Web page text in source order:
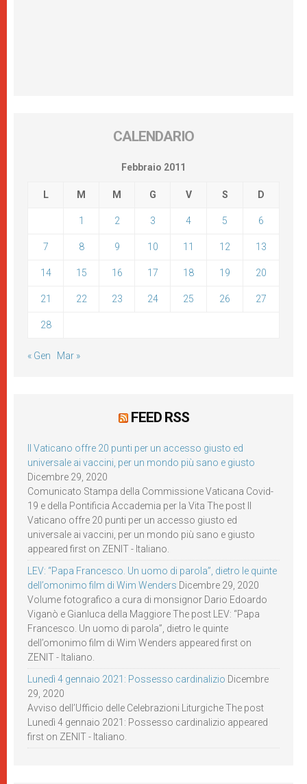
CALENDARIO
Febbraio 2011
L M M G V S D
1 2 3 4 5 6
7 8 9 10 11 12 13
14 15 16 17 18 19 20
21 22 23 24 25 26 27
28
« Gen Mar »
FEED RSS
Il Vaticano offre 20 punti per un accesso giusto ed
universale ai vaccini, per un mondo più sano e giusto
Dicembre 29, 2020
Comunicato Stampa della Commissione Vaticana Covid-
19 e della Pontificia Accademia per la Vita The post Il
Vaticano offre 20 punti per un accesso giusto ed
universale ai vaccini, per un mondo più sano e giusto
appeared first on ZENIT - Italiano.
LEV: “Papa Francesco. Un uomo di parola”, dietro le quinte
dell’omonimo film di Wim Wenders Dicembre 29, 2020
Volume fotografico a cura di monsignor Dario Edoardo
Viganò e Gianluca della Maggiore The post LEV: “Papa
Francesco. Un uomo di parola”, dietro le quinte
dell’omonimo film di Wim Wenders appeared first on
ZENIT - Italiano.
Lunedì 4 gennaio 2021: Possesso cardinalizio Dicembre
29, 2020
Avviso dell’Ufficio delle Celebrazioni Liturgiche The post
Lunedì 4 gennaio 2021: Possesso cardinalizio appeared
first on ZENIT - Italiano.